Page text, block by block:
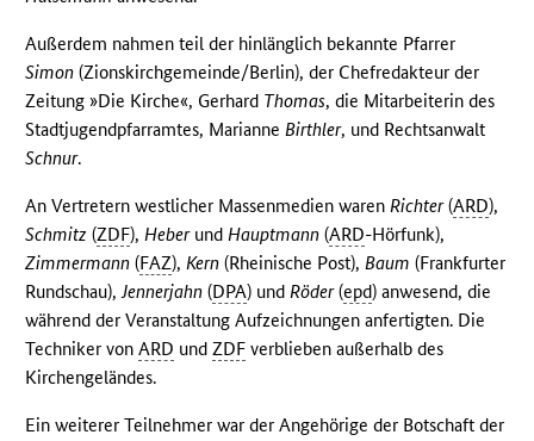
Außerdem nahmen teil der hinlänglich bekannte Pfarrer
Simon (Zionskirchgemeinde/Berlin), der Chefredakteur der
Zeitung »Die Kirche«, Gerhard Thomas, die Mitarbeiterin des
Stadtjugendpfarramtes, MarianneBirthler, und Rechtsanwalt
Schnur.
An Vertretern westlicher Massenmedien warenRichter(ARD),
Schmitz (ZDF),HeberundHauptmann (ARD-Hörfunk),
Zimmermann (FAZ),Kern (Rheinische Post),Baum (Frankfurter
Rundschau),Jennerjahn (DPA) undRöder(epd) anwesend, die
während der Veranstaltung Aufzeichnungen anfertigten. Die
Techniker vonARD undZDF verblieben außerhalb des
Kirchengeländes.
Ein weiterer Teilnehmer war der Angehörige der Botschaft der